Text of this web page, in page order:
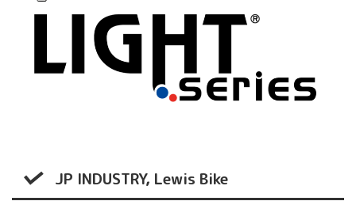
JP INDUSTRY, Lewis Bike